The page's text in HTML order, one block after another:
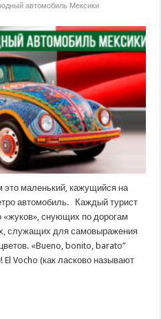
автомобиль Мексики
это маленький, кажущийся на
автомобиль. Каждый турист
«жуков», снующих по дорогам
служащих для самовыражения
«Bueno, bonito, barato”
Vocho (как ласково называют